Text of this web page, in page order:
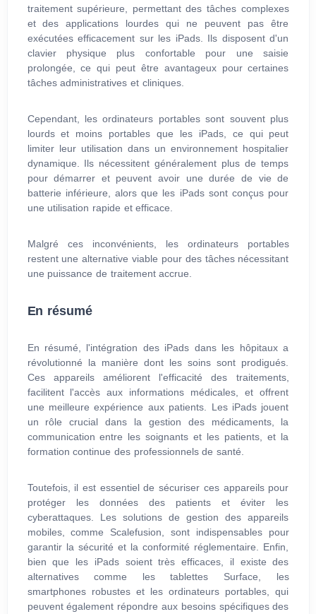
traitement supérieure, permettant des tâches complexes
et des applications lourdes qui ne peuvent pas être
exécutées efficacement sur les iPads. Ils disposent d'un
clavier physique plus confortable pour une saisie
prolongée, ce qui peut être avantageux pour certaines
tâches administratives et cliniques.
Cependant, les ordinateurs portables sont souvent plus
lourds et moins portables que les iPads, ce qui peut
limiter leur utilisation dans un environnement hospitalier
dynamique. Ils nécessitent généralement plus de temps
pour démarrer et peuvent avoir une durée de vie de
batterie inférieure, alors que les iPads sont conçus pour
une utilisation rapide et efficace.
Malgré ces inconvénients, les ordinateurs portables
restent une alternative viable pour des tâches nécessitant
une puissance de traitement accrue.
En résumé
En résumé, l'intégration des iPads dans les hôpitaux a
révolutionné la manière dont les soins sont prodigués.
Ces appareils améliorent l'efficacité des traitements,
facilitent l'accès aux informations médicales, et offrent
une meilleure expérience aux patients. Les iPads jouent
un rôle crucial dans la gestion des médicaments, la
communication entre les soignants et les patients, et la
formation continue des professionnels de santé.
Toutefois, il est essentiel de sécuriser ces appareils pour
protéger les données des patients et éviter les
cyberattaques. Les solutions de gestion des appareils
mobiles, comme Scalefusion, sont indispensables pour
garantir la sécurité et la conformité réglementaire. Enfin,
bien que les iPads soient très efficaces, il existe des
alternatives comme les tablettes Surface, les
smartphones robustes et les ordinateurs portables, qui
peuvent également répondre aux besoins spécifiques des